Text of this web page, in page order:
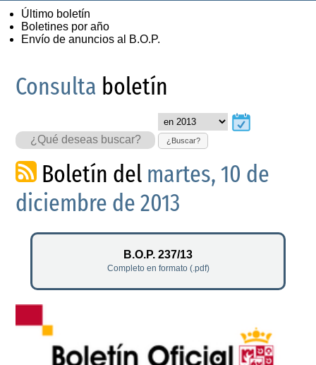
Último boletín
Boletines por año
Envío de anuncios al B.O.P.
Consulta boletín
¿Buscar?
Boletín del martes, 10 de
diciembre de 2013
B.O.P. 237/13
Completo en formato (.pdf)